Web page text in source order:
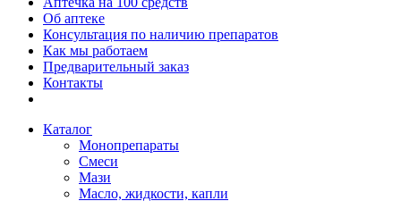
Об аптеке
Консультация по наличию препаратов
Как мы работаем
Предварительный заказ
Контакты
Каталог
Монопрепараты
Смеси
Мази
Масло, жидкости, капли